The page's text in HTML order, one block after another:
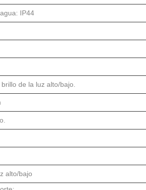
IP44
de la luz alto/bajo.
alto/bajo